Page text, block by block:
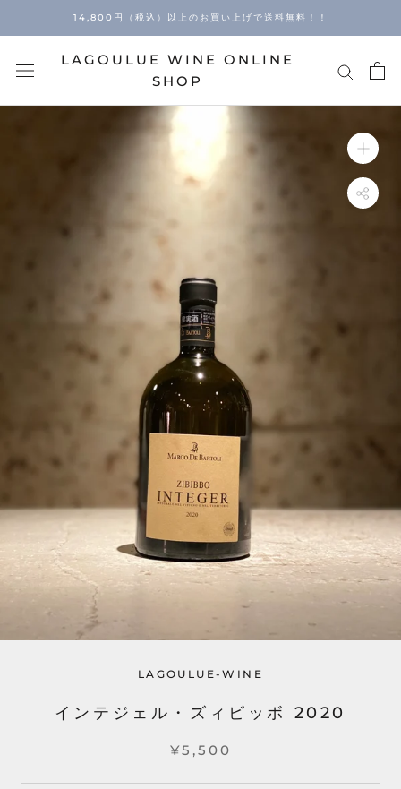
14,800円（税込）以上のお買い上げで送料無料！！
LAGOULUE WINE ONLINE
SHOP
LAGOULUE-WINE
インテジェル・ズィビッボ 2020
¥5,500